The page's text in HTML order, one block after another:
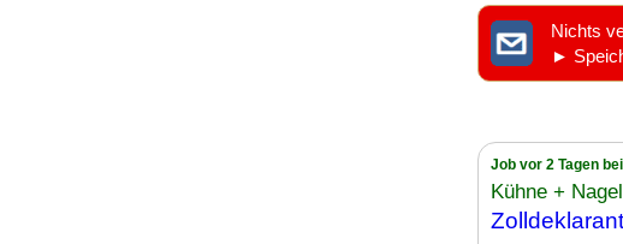
Nichts
►
Job vor 2 Tagen
Kühne +